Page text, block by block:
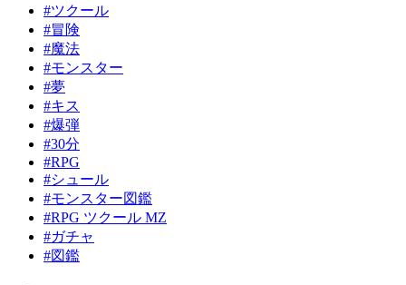
#ツクール
#冒険
#魔法
#モンスター
#夢
#キス
#爆弾
#30分
#RPG
#シュール
#モンスター図鑑
#RPG ツクール MZ
#ガチャ
#図鑑